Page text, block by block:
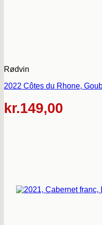
Rødvin
2022 Côtes du Rhone,
kr.149,00